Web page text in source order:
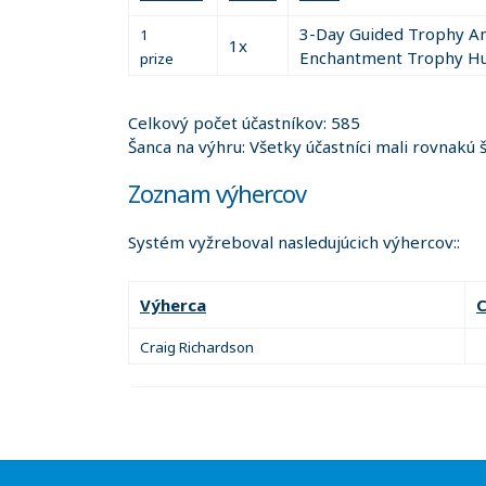
Individuals under the age of
Each Drawing Entry
A computerized random
Drawing video will posted on
drawing will be held at the
Winners will be notified by
Drawings with a set
available will be on ticket
drawing takes place and a
1
prize
1x
3-Day Guided Trophy
Enchantment Trophy
Celkový počet účastníkov: 585
Šanca na výhru: Všetky účastníci mali rovnakú
Zoznam výhercov
Systém vyžreboval nasledujúcich výhercov::
Výherca
Craig Richardson